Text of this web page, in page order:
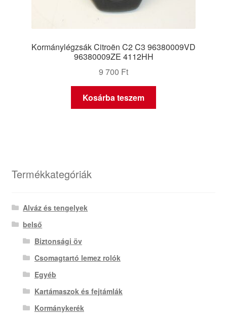
Kormánylégzsák Citroën C2 C3 96380009VD
96380009ZE 4112HH
9 700 Ft
Kosárba teszem
Termékkategóriák
Alváz és tengelyek
belső
Biztonsági öv
Csomagtartó lemez rolók
Egyéb
Kartámaszok és fejtámlák
Kormánykerék